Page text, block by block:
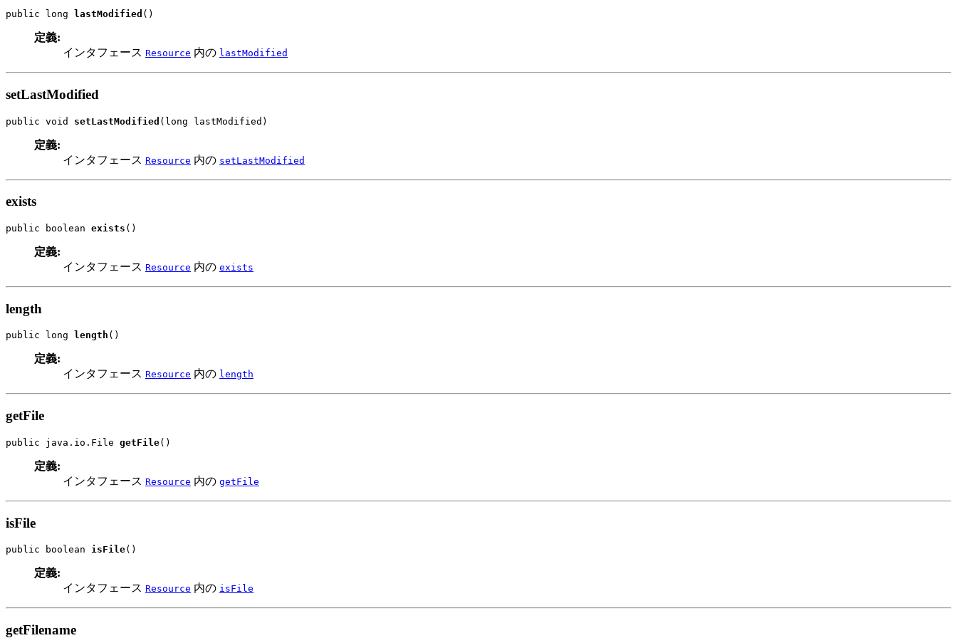
public long lastModified ()
定義:
インタフェース Resource 内の lastModified
setLastModified
public void setLastModified (long lastModified)
定義:
インタフェース Resource 内の setLastModified
exists
public boolean exists ()
定義:
インタフェース Resource 内の exists
length
public long length ()
定義:
インタフェース Resource 内の length
getFile
public java.io.File getFile()
定義:
インタフェース Resource 内の getFile
isFile
public boolean isFile()
定義:
インタフェース Resource 内の isFile
getFilename